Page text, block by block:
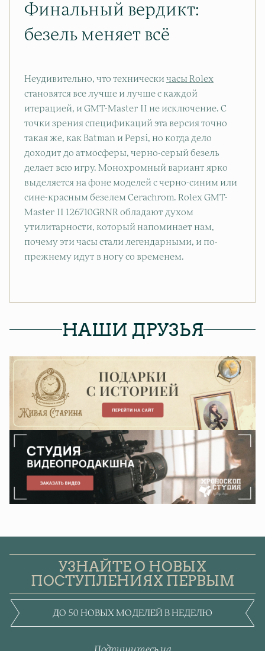
Финальный вердикт:
безель меняет всё
Неудивительно, что технически часы Rolex
становятся все лучше и лучше с каждой
итерацией, и GMT-Master II не исключение. С
точки зрения спецификаций эта версия точно
такая же, как Batman и Pepsi, но когда дело
доходит до атмосферы, черно-серый безель
делает всю игру. Монохромный вариант ярко
выделяется на фоне моделей с черно-синим или
сине-красным безелем Cerachrom. Rolex GMT-
Master II 126710GRNR обладают духом
утилитарности, который напоминает нам,
почему эти часы стали легендарными, и по-
прежнему идут в ногу со временем.
НАШИ ДРУЗЬЯ
УЗНАЙТЕ О НОВЫХ
ПОСТУПЛЕНИЯХ ПЕРВЫМ
ДО 50 НОВЫХ МОДЕЛЕЙ В НЕДЕЛЮ